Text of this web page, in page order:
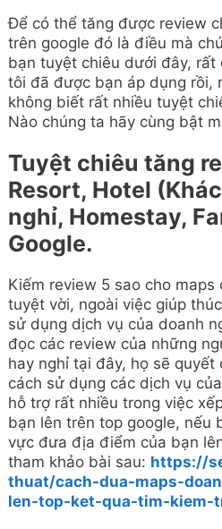
Để có thể tăng được review
trên google đó là điều mà
bạn tuyệt chiêu dưới đây, rất
tôi đã được bạn áp dụng rồi,
không biết rất nhiều tuyệt
Nào chúng ta hãy cùng bật
Tuyệt chiêu tăng
Resort, Hotel
nghỉ, Homestay,
Google.
Kiếm review 5 sao cho
tuyệt vời, ngoài việc giúp
sử dụng dịch vụ của doanh
đọc các review của những
hay nghỉ tại đây, họ sẽ
cách sử dụng các dịch vụ
hỗ trợ rất nhiều trong việc
bạn lên trên top google, nếu
vực đưa địa điểm của bạn
tham khảo bài sau: https://
thuat/cach-dua-maps-
len-top-ket-qua-tim-kiem-